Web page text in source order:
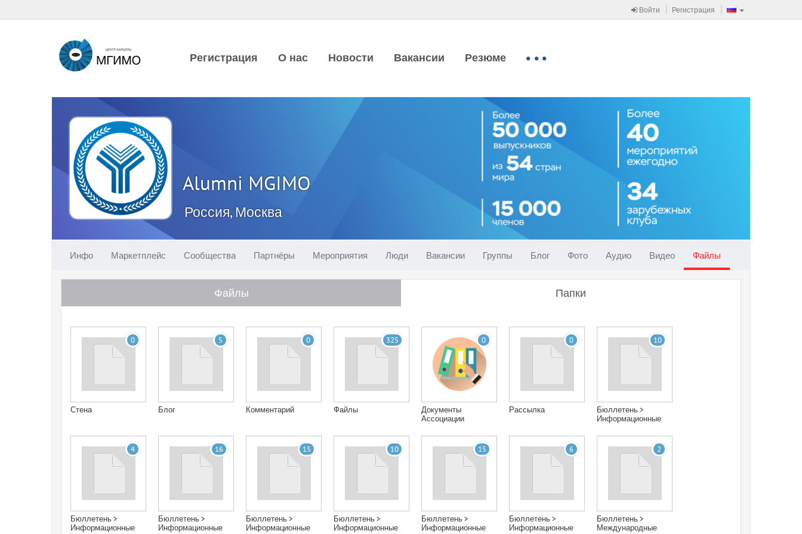
Войти Регистрация
Регистрация О нас Новости Вакансии Резюме
Alumni MGIMO
Россия, Москва
Инфо Маркетплейс Сообщества Партнёры Мероприятия Люди Вакансии Группы Блог Фото Аудио Видео Файлы
Файлы Папки
0
Стена
5
Блог
0
Комментарий
325
Файлы
0
Документы
Ассоциации
0
Рассылка
10
Бюллетень >
Информационные
4
Бюллетень >
Информационные
16
Бюллетень >
Информационные
15
Бюллетень >
Информационные
10
Бюллетень >
Информационные
15
Бюллетень >
Информационные
6
Бюллетень >
Информационные
2
Бюллетень >
Международные